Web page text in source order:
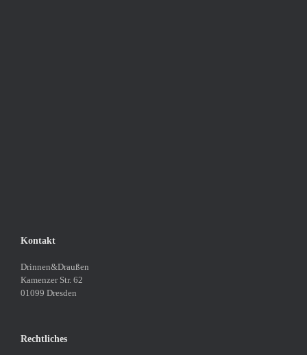
Kontakt
Drinnen&Draußen
Kamenzer Str. 62
01099 Dresden
Rechtliches